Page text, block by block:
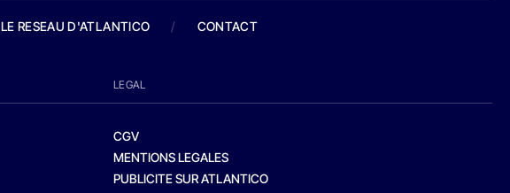
LE RESEAU D'ATLANTICO / CONTACT
LEGAL
CGV
MENTIONS LEGALES
PUBLICITE SUR ATLANTICO